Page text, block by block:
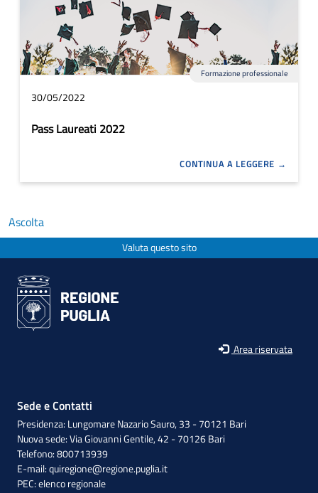
Formazione professionale
30/05/2022
Pass Laureati 2022
CONTINUA A LEGGERE
Ascolta
Valuta questo sito
Area riservata
Sede e Contatti
Presidenza: Lungomare Nazario Sauro, 33 - 70121 Bari
Nuova sede: Via Giovanni Gentile, 42 - 70126 Bari
Telefono: 800713939
E-mail:quiregione@regione.puglia.it
PEC:elenco regionale